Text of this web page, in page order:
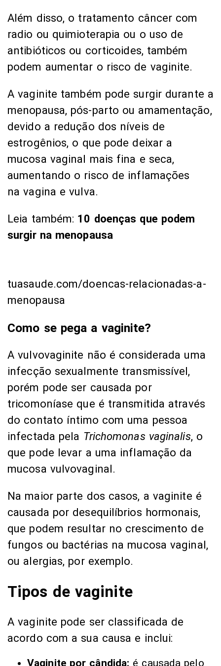
Além disso, o tratamento câncer com
radio ou quimioterapia ou o uso de
antibióticos ou corticoides, também
podem aumentar o risco de vaginite.
A vaginite também pode surgir durante a
menopausa, pós-parto ou amamentação,
devido a redução dos níveis de
estrogênios, o que pode deixar a
mucosa vaginal mais fina e seca,
aumentando o risco de inflamações
na vagina e vulva.
Leia também: 10 doenças que podem
surgir na menopausa
tuasaude.com/doencas-relacionadas-a-
menopausa
Como se pega a vaginite?
A vulvovaginite não é considerada uma
infecção sexualmente transmissível,
porém pode ser causada por
tricomoníase que é transmitida através
do contato íntimo com uma pessoa
infectada pela Trichomonas vaginalis, o
que pode levar a uma inflamação da
mucosa vulvovaginal.
Na maior parte dos casos, a vaginite é
causada por desequilíbrios hormonais,
que podem resultar no crescimento de
fungos ou bactérias na mucosa vaginal,
ou alergias, por exemplo.
Tipos de vaginite
A vaginite pode ser classificada de
acordo com a sua causa e inclui:
Vaginite por cândida: é causada pelo